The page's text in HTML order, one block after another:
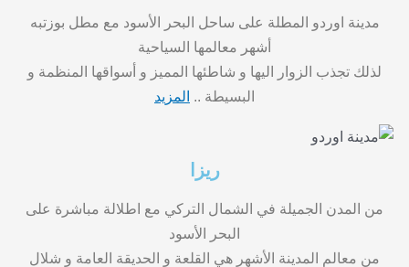
مدينة اوردو المطلة على ساحل البحر الأسود مع مطل بوزتبه
أشهر معالمها السياحية
لذلك تجذب الزوار اليها و شاطئها المميز و أسواقها المنظمة و
البسيطة .. المزيد
ريزا
من المدن الجميلة في الشمال التركي مع اطلالة مباشرة على
البحر الأسود
من معالم المدينة الأشهر هي القلعة و الحديقة العامة و شلال